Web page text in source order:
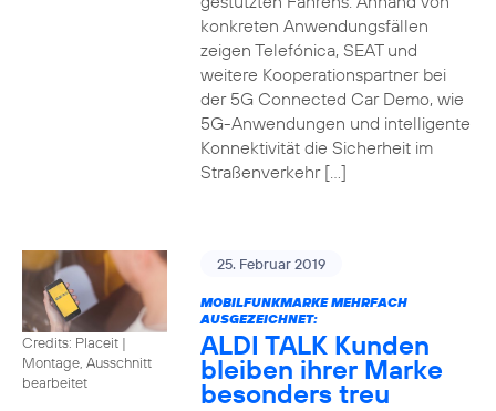
konkreten Anwendungsfällen
zeigen Telefónica, SEAT und
weitere Kooperationspartner bei
der 5G Connected Car Demo, wie
5G-Anwendungen und intelligente
Konnektivität die Sicherheit im
Straßenverkehr […]
Credits: Placeit |
Montage, Ausschnitt
bearbeitet
25. Februar 2019
MOBILFUNKMARKE MEHRFACH
AUSGEZEICHNET:
ALDI TALK Kunden
bleiben ihrer Marke
besonders treu